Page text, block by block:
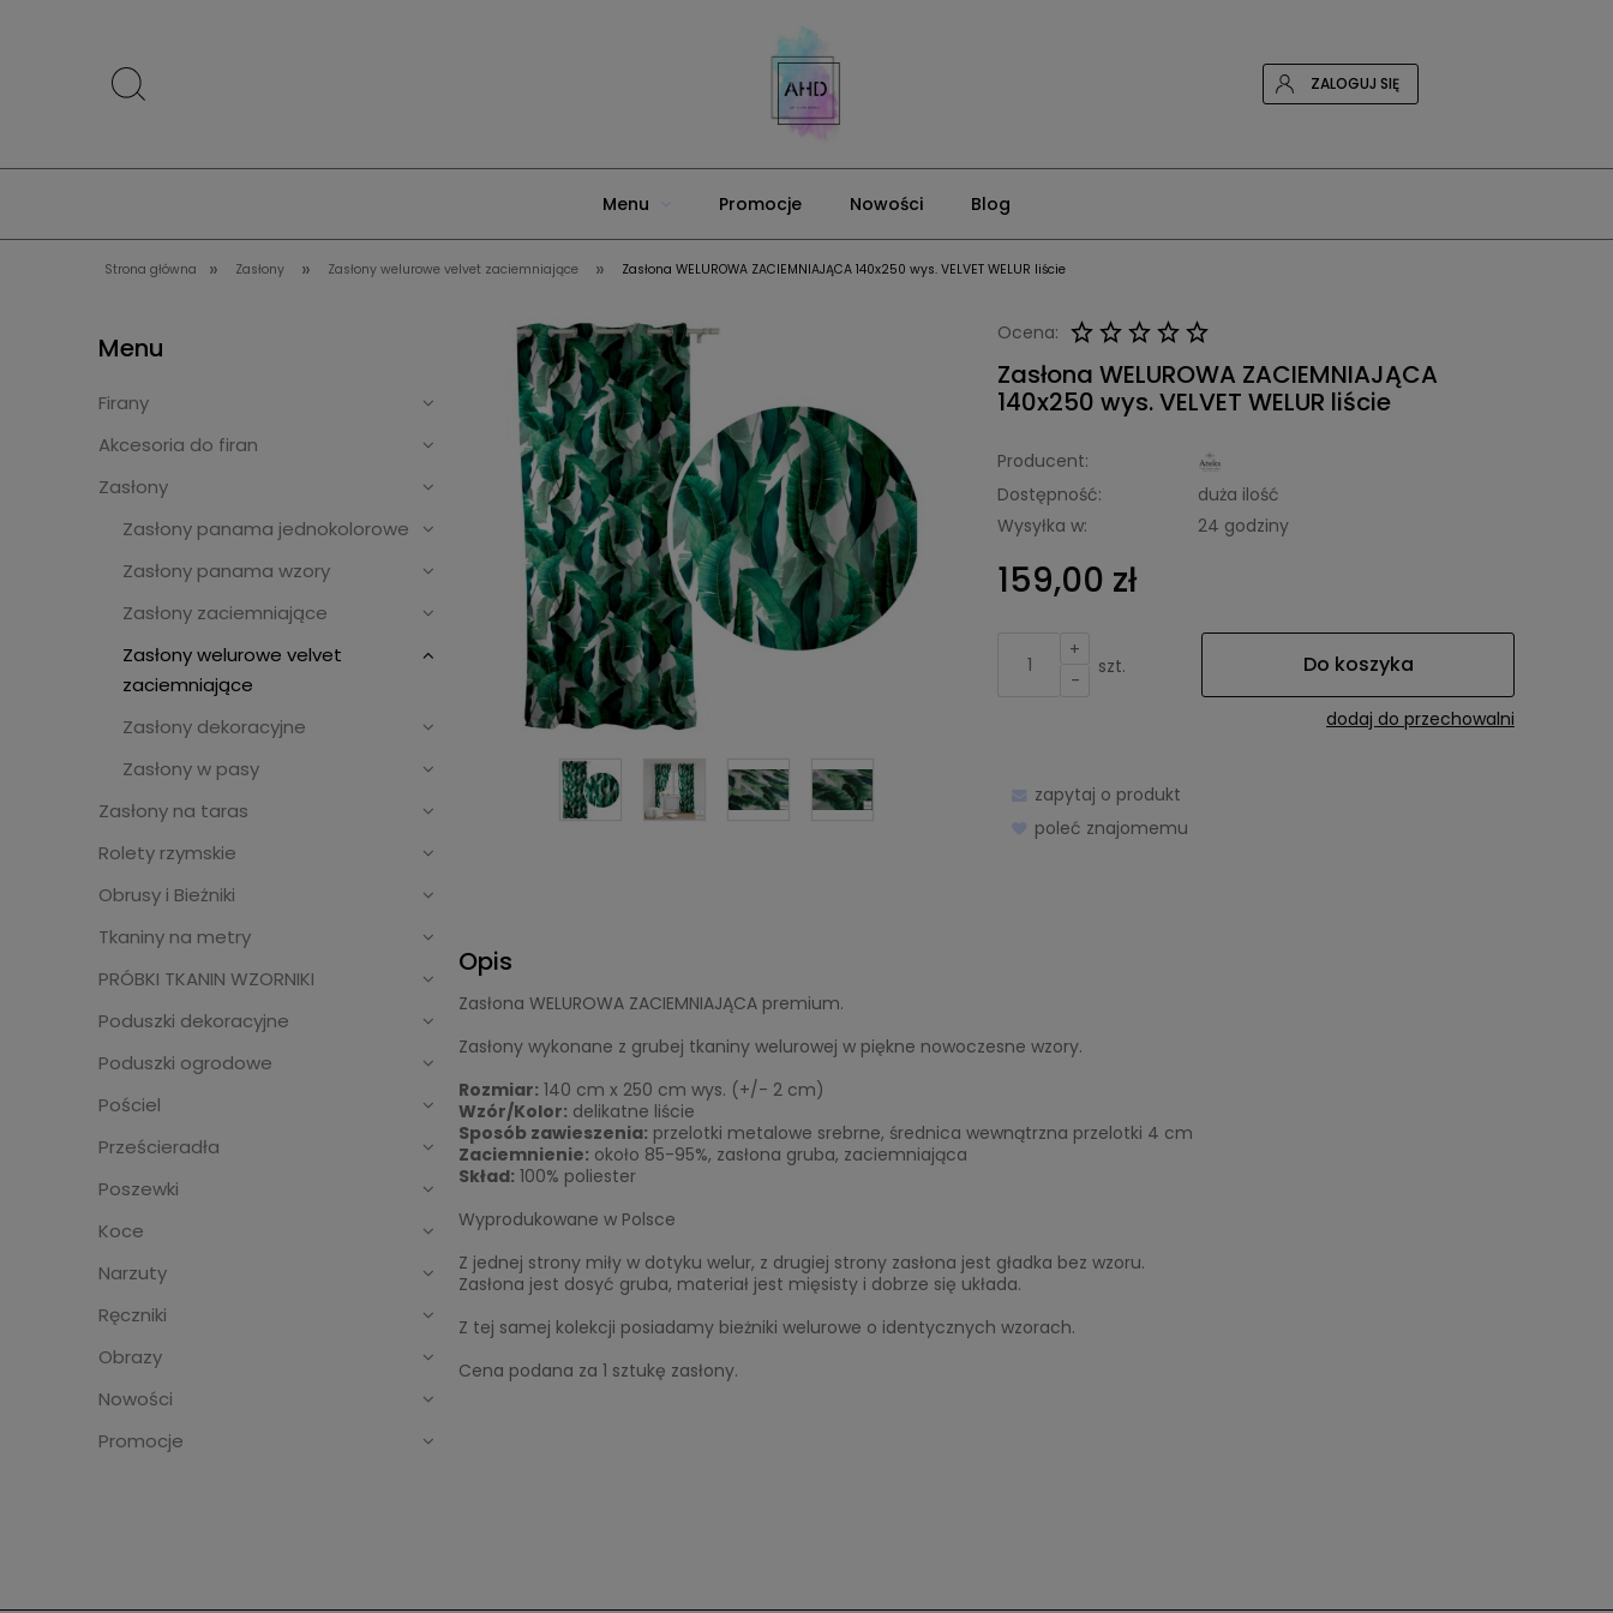
ZALOGUJ SIĘ
Menu Promocje Nowości Blog
Strona główna » Zasłony » Zasłony welurowe velvet zaciemniające » Zasłona WELUROWA ZACIEMNIAJĄCA 140x250 wys. VELVET WELUR liście
Menu
Firany
Akcesoria do firan
Zasłony
Zasłony panama jednokolorowe
Zasłony panama wzory
Zasłony zaciemniające
Zasłony welurowe velvet
zaciemniające
Zasłony dekoracyjne
Zasłony w pasy
Zasłony na taras
Rolety rzymskie
Obrusy i Bieżniki
Tkaniny na metry
PRÓBKI TKANIN WZORNIKI
Poduszki dekoracyjne
Poduszki ogrodowe
Pościel
Prześcieradła
Poszewki
Koce
Narzuty
Ręczniki
Obrazy
Nowości
Promocje
Ocena:
Zasłona WELUROWA ZACIEMNIAJĄCA
140x250 wys. VELVET WELUR liście
Producent:
Dostępność:
duża ilość
Wysyłka w:
24 godziny
159,00 zł
+
-
szt. Do koszyka
dodaj do przechowalni
zapytaj o produkt
poleć znajomemu
Opis
Zasłona WELUROWA ZACIEMNIAJĄCA premium.
Zasłony wykonane z grubej tkaniny welurowej w piękne nowoczesne wzory.
Rozmiar: 140 cm x 250 cm wys. (+/- 2 cm)
Wzór/Kolor: delikatne liście
Sposób zawieszenia: przelotki metalowe srebrne, średnica wewnątrzna przelotki 4 cm
Zaciemnienie: około 85-95%, zasłona gruba, zaciemniająca
Skład: 100% poliester
Wyprodukowane w Polsce
Z jednej strony miły w dotyku welur, z drugiej strony zasłona jest gładka bez wzoru.
Zasłona jest dosyć gruba, materiał jest mięsisty i dobrze się układa.
Z tej samej kolekcji posiadamy bieżniki welurowe o identycznych wzorach.
Cena podana za 1 sztukę zasłony.